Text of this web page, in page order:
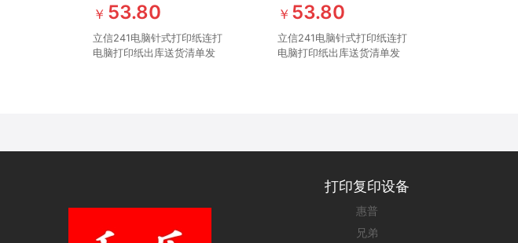
￥ 53.80
立信241电脑针式打印纸连打
电脑打印纸出库送货清单发
￥ 53.80
立信241电脑针式打印纸连打
电脑打印纸出库送货清单发
打印复印设备
惠普
兄弟